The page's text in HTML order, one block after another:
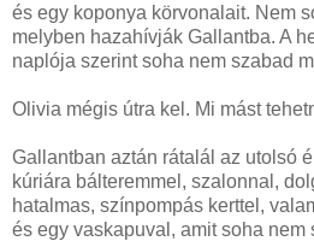
és egy koponya körvonalait. Nem
melyben hazahívják Gallantba. A
naplója szerint soha nem szabad
Olivia mégis útra kel. Mi mást
Gallantban aztán rátalál az utolsó
kúriára bálteremmel, szalonnal,
hatalmas, színpompás kerttel,
és egy vaskapuval, amit soha nem